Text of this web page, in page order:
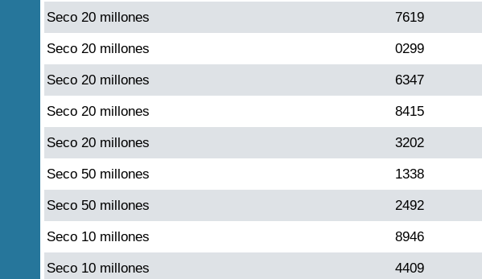
Seco 20 millones 7619
Seco 20 millones 0299
Seco 20 millones 6347
Seco 20 millones 8415
Seco 20 millones 3202
Seco 50 millones 1338
Seco 50 millones 2492
Seco 10 millones 8946
Seco 10 millones 4409